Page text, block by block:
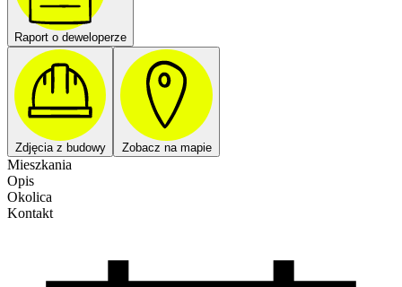
Raport o deweloperze
Zdjęcia z budowy Zobacz na mapie
Mieszkania
Opis
Okolica
Kontakt